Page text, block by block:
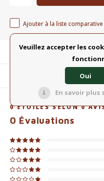
Ajouter à la liste comparative
Description du produit
0ÉTOILES SELON0
0 Évaluations
Veuillez accepter les
Oui
En savoir plus